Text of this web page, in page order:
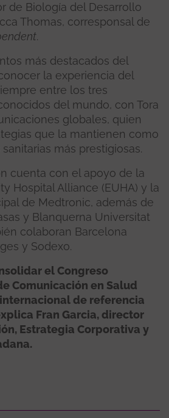
de Biología del Desarrollo
Thomas, corresponsal de
.
más destacados del
la experiencia del
entre los tres
del mundo, con Tora
globales, quien
que la mantienen como
más prestigiosas.
cuenta con el apoyo de la
Hospital Alliance (EUHA) y la
de Medtronic, además de
y Blanquerna Universitat
colaboran Barcelona
y Sodexo.
el Congreso
Comunicación en Salud
de referencia
Fran Garcia, director
Estrategia Corporativa y